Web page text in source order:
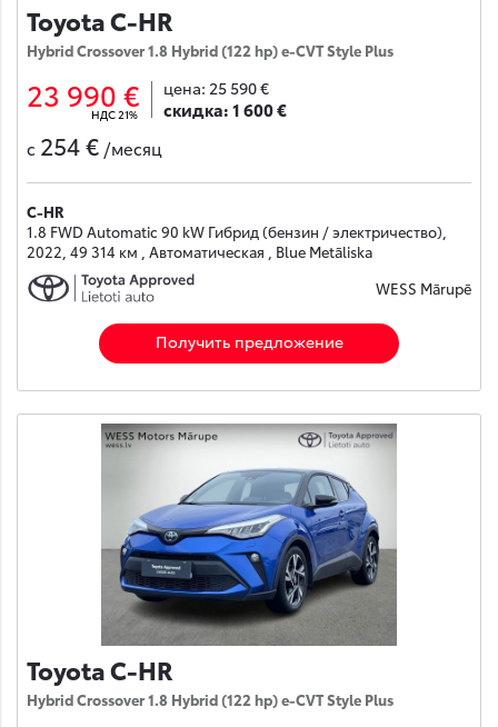
Toyota C-HR
Hybrid Crossover 1.8 Hybrid (122 hp) e-CVT Style Plus
23 990 €
НДС 21%
цена: 25 590 €
скидка:1 600 €
с 254 € /месяц
C-HR
1.8 FWD Automatic 90 kW Гибрид (бензин / электричество),
2022, 49 314 км , Автоматическая , Blue Metāliska
WESS Mārupē
Получить предложение
Toyota C-HR
Hybrid Crossover 1.8 Hybrid (122 hp) e-CVT Style Plus